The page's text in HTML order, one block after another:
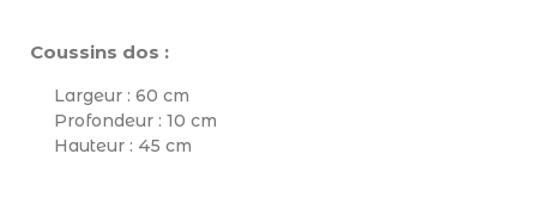
Coussins dos :
Largeur : 60 cm
Profondeur : 10 cm
Hauteur : 45 cm